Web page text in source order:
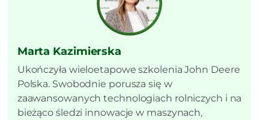
Marta Kazimierska
Ukończyła wieloetapowe szkolenia John Deere
Polska. Swobodnie porusza się w
zaawansowanych technologiach rolniczych i na
bieżąco śledzi innowacje w maszynach,